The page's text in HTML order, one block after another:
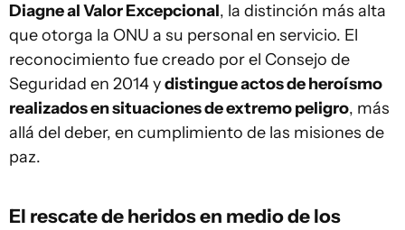
Diagne al Valor Excepcional, la distinción más alta
que otorga la ONU a su personal en servicio. El
reconocimiento fue creado por el Consejo de
Seguridad en 2014 ydistingue actos de heroísmo
realizados en situaciones de extremo peligro, más
allá del deber, en cumplimiento de las misiones de
paz.
El rescate de heridos en medio de los